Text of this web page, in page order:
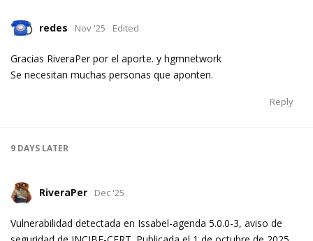
redes Nov '25 Edited
Gracias RiveraPer por el aporte. y hgmnetwork
Se necesitan muchas personas que aponten.
Reply
9 DAYS LATER
RiveraPer Dec '25
Vulnerabilidad detectada en Issabel-agenda 5.0.0-3, aviso de